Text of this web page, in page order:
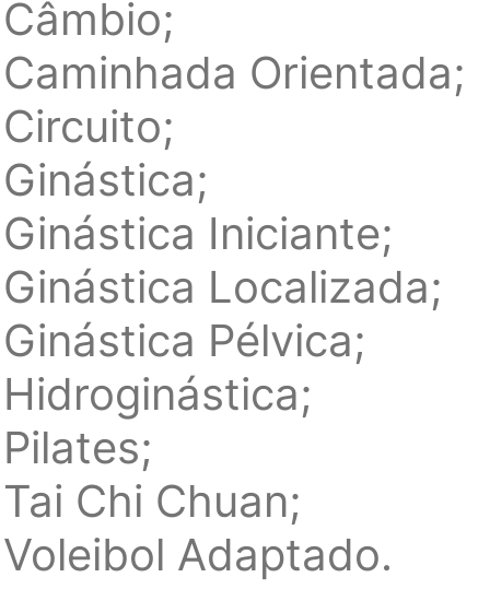
Câmbio;
Caminhada Orientada;
Circuito;
Ginástica;
Ginástica Iniciante;
Ginástica Localizada;
Ginástica Pélvica;
Hidroginástica;
Pilates;
Tai Chi Chuan;
Voleibol Adaptado.